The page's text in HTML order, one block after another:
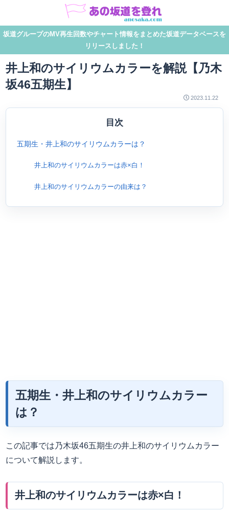
坂道グループのMV再生回数やチャート情報をまとめた坂道データベースを
リリースしました！
井上和のサイリウムカラーを解説【乃木
坂46五期生】
2023.11.22
目次
五期生・井上和のサイリウムカラーは？
井上和のサイリウムカラーは赤×白！
井上和のサイリウムカラーの由来は？
五期生・井上和のサイリウムカラー
は？
この記事では乃木坂46五期生の井上和のサイリウムカラー
について解説します。
井上和のサイリウムカラーは赤×白！